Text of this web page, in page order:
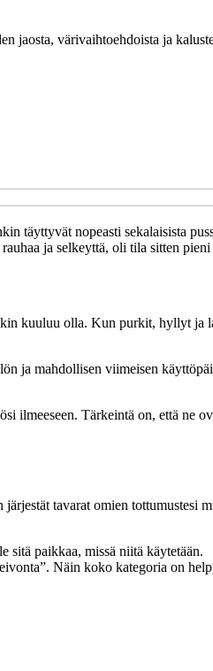
jaosta, värivaihtoehdoista ja
täyttyvät nopeasti sekalaisista
ja selkeyttä, oli tila sitten pieni
kuuluu olla. Kun purkit, hyllyt ja
ja mahdollisen viimeisen
ilmeeseen. Tärkeintä on, että ne
tavarat omien tottumustesi
sitä paikkaa, missä niitä käytetään.
Näin koko kategoria on